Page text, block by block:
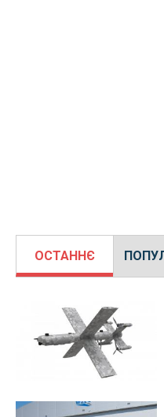
ОСТАННЄ